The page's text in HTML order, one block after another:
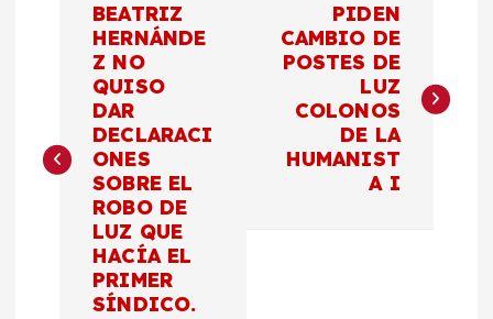
e
BEATRIZ
HERNÁNDE
Z NO
QUISO
DAR
DECLARACI
ONES
SOBRE EL
ROBO DE
LUZ QUE
HACÍA EL
PRIMER
SÍNDICO.
PIDEN
CAMBIO DE
POSTES DE
LUZ
COLONOS
DE LA
HUMANIST
A I